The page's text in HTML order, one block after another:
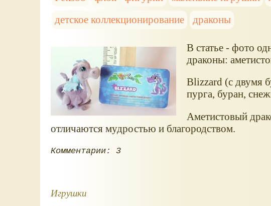
детское коллекционирование
драконы
В статье - фото
драконы:
Blizzard (с двумя
пурга, буран,
Аметистовый
отличаются мудростью и благородством.
Комментарии: 3
Игрушки